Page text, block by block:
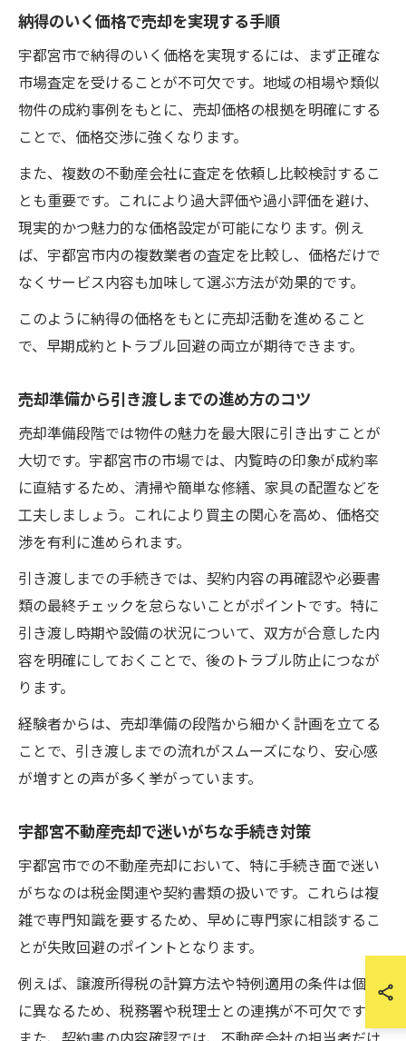
納得のいく価格で売却を実現する手順
宇都宮市で納得のいく価格を実現するには、まず正確な
市場査定を受けることが不可欠です。地域の相場や類似
物件の成約事例をもとに、売却価格の根拠を明確にする
ことで、価格交渉に強くなります。
また、複数の不動産会社に査定を依頼し比較検討するこ
とも重要です。これにより過大評価や過小評価を避け、
現実的かつ魅力的な価格設定が可能になります。例え
ば、宇都宮市内の複数業者の査定を比較し、価格だけで
なくサービス内容も加味して選ぶ方法が効果的です。
このように納得の価格をもとに売却活動を進めること
で、早期成約とトラブル回避の両立が期待できます。
売却準備から引き渡しまでの進め方のコツ
売却準備段階では物件の魅力を最大限に引き出すことが
大切です。宇都宮市の市場では、内覧時の印象が成約率
に直結するため、清掃や簡単な修繕、家具の配置などを
工夫しましょう。これにより買主の関心を高め、価格交
渉を有利に進められます。
引き渡しまでの手続きでは、契約内容の再確認や必要書
類の最終チェックを怠らないことがポイントです。特に
引き渡し時期や設備の状況について、双方が合意した内
容を明確にしておくことで、後のトラブル防止につなが
ります。
経験者からは、売却準備の段階から細かく計画を立てる
ことで、引き渡しまでの流れがスムーズになり、安心感
が増すとの声が多く挙がっています。
宇都宮不動産売却で迷いがちな手続き対策
宇都宮市での不動産売却において、特に手続き面で迷い
がちなのは税金関連や契約書類の扱いです。これらは複
雑で専門知識を要するため、早めに専門家に相談するこ
とが失敗回避のポイントとなります。
例えば、譲渡所得税の計算方法や特例適用の条件は個別
に異なるため、税務署や税理士との連携が不可欠です。